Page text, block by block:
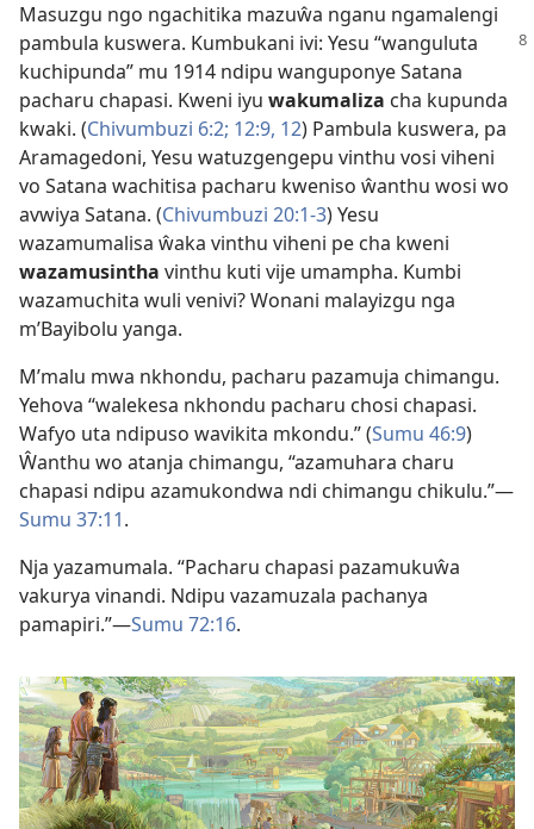
Masuzgu ngo ngachitika mazuŵa nganu ngamalengi
pambula kuswera. Kumbukani ivi: Yesu “wanguluta
kuchipunda” mu 1914 ndipu wanguponye Satana
pacharu chapasi. Kweni iyu wakumaliza cha kupunda
kwaki. (Chivumbuzi 6:2; 12:9, 12) Pambula kuswera, pa
Aramagedoni, Yesu watuzgengepu vinthu vosi viheni
vo Satana wachitisa pacharu kweniso ŵanthu wosi wo
avwiya Satana. (Chivumbuzi 20:1-3) Yesu
wazamumalisa ŵaka vinthu viheni pe cha kweni
wazamusintha vinthu kuti vije umampha. Kumbi
wazamuchita wuli venivi? Wonani malayizgu nga
m’Bayibolu yanga.
M’malu mwa nkhondu, pacharu pazamuja chimangu.
Yehova “walekesa nkhondu pacharu chosi chapasi.
Wafyo uta ndipuso wavikita mkondu.” (Sumu 46:9)
Ŵanthu wo atanja chimangu, “azamuhara charu
chapasi ndipu azamukondwa ndi chimangu chikulu.”—
Sumu 37:11.
Nja yazamumala. “Pacharu chapasi pazamukuŵa
vakurya vinandi. Ndipu vazamuzala pachanya
pamapiri.”—Sumu 72:16.